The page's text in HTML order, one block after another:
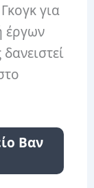
για
έργων
Βαν